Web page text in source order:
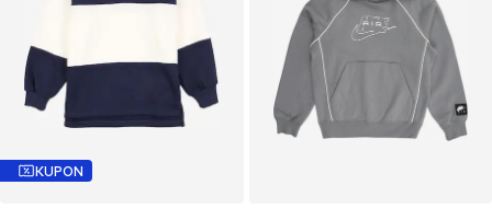
KUPON